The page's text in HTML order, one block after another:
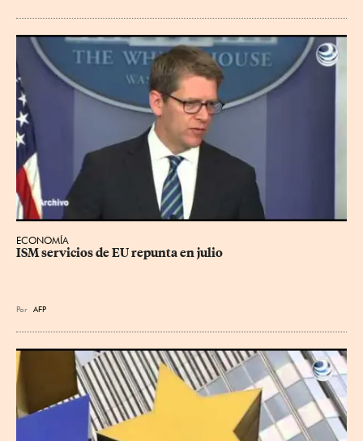
ECONOMÍA
ISM servicios de EU repunta en julio
Por AFP